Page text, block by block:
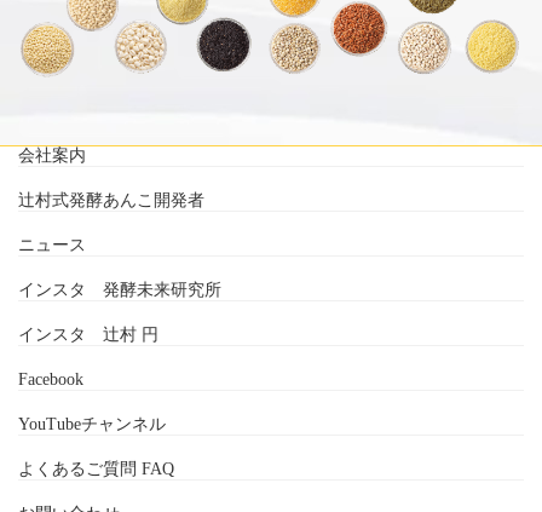
会社案内
辻村式発酵あんこ開発者
ニュース
インスタ 発酵未来研究所
インスタ 辻村 円
Facebook
YouTubeチャンネル
よくあるご質問 FAQ